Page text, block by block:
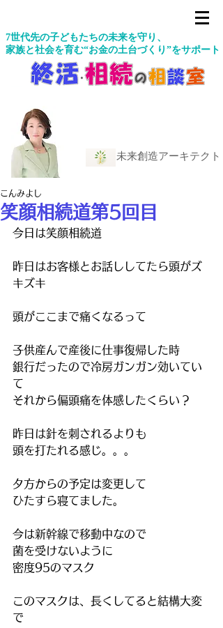
7世代先の子どもたちの未来を守り、
家族と社会を育む“お金の土台づくり”をサポート
未来創造アーキテクト
笑顔相続道第5回目
こんみよし
今日は笑顔相続道
昨日はお客様とお話ししてたら頭がズ
キズキ
頭がここまで痛くなるって
子供産んで産後に仕事復帰した時
銀行だったので冷房ガンガン効いてい
て
それから偏頭痛を体感したくらい？
昨日は針を刺されるよりも
頭を打たれる感じ。。。
夕方からの予定は変更して
ひたすら寝てました。
今は新幹線で移動中なので
菌を受けないように
密度95のマスク
このマスクは、長くしてると結構大変
で